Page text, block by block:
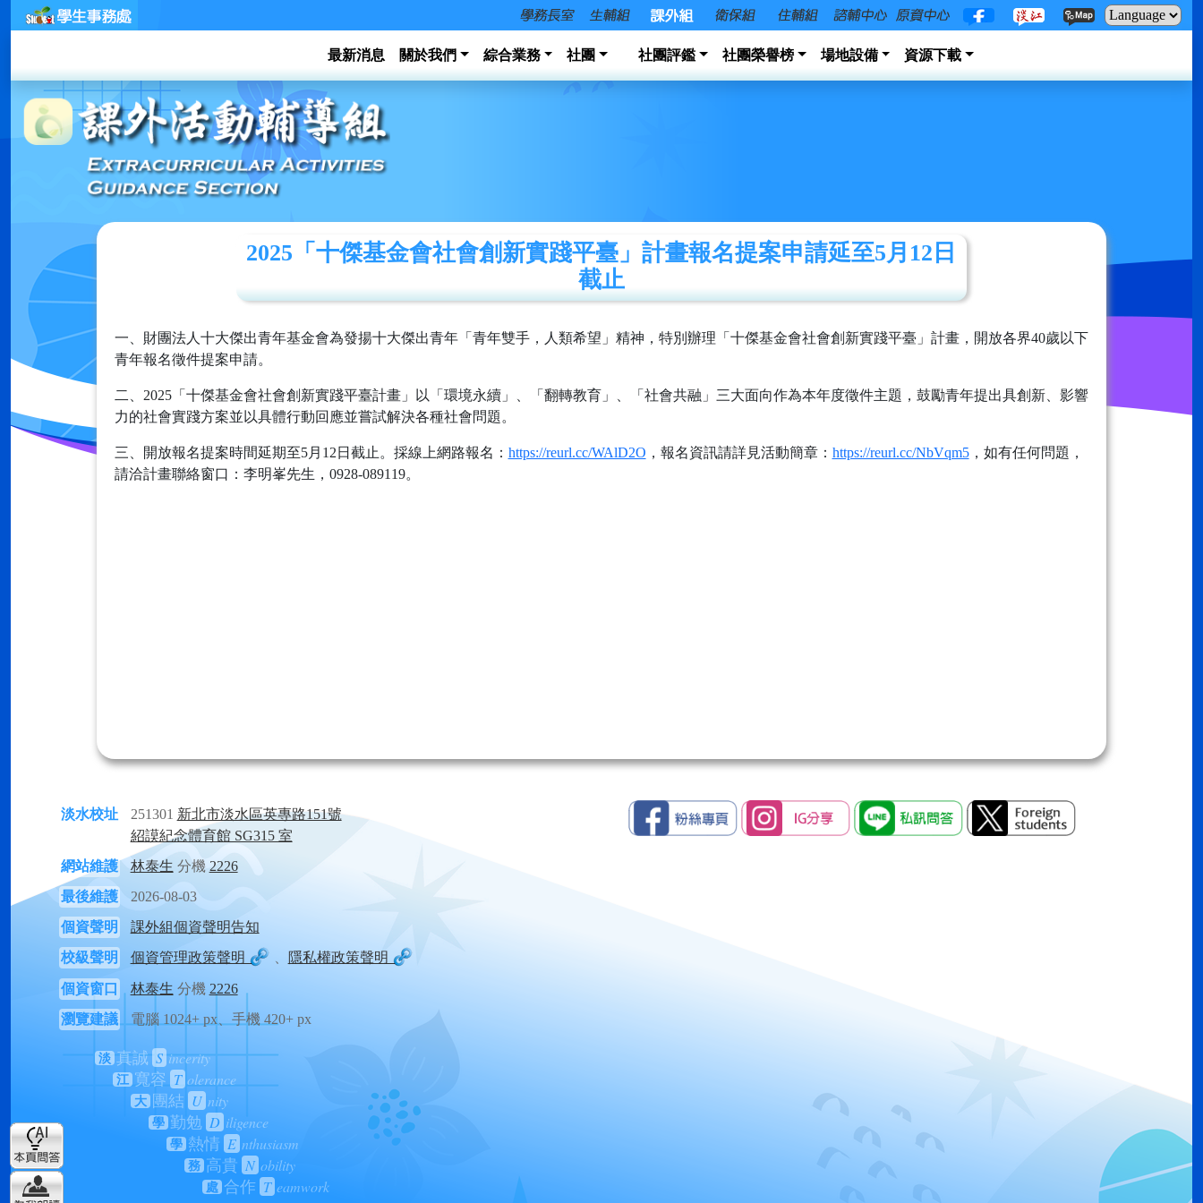
最新消息 關於我們 綜合業務 社團 社團評鑑 社團榮譽榜 場地設備 資源下載
2025「十傑基金會社會創新實踐平臺」計畫報名提案申請延至5月12日
截止
一、財團法人十大傑出青年基金會為發揚十大傑出青年「青年雙手，人類希望」精神，特別辦理「十傑基金會社會創新實踐平臺」計畫，開放各界40歲以下
青年報名徵件提案申請。
二、2025「十傑基金會社會創新實踐平臺計畫」以「環境永續」、「翻轉教育」、「社會共融」三大面向作為本年度徵件主題，鼓勵青年提出具創新、影響
力的社會實踐方案並以具體行動回應並嘗試解決各種社會問題。
三、開放報名提案時間延期至5月12日截止。採線上網路報名： https://reurl.cc/WAlD2O ，報名資訊請詳見活動簡章： https://reurl.cc/NbVqm5，如有任何問題，
請洽計畫聯絡窗口：李明峯先生，0928-089119。
淡水校址 251301 新北市淡水區英專路151號
紹謨紀念體育館 SG315 室
網站維護
林泰生 分機 2226
最後維護
2026-08-03
個資聲明
課外組個資聲明告知
校級聲明
個資管理政策聲明 隱私權政策聲明
個資窗口 林泰生 分機 2226
瀏覽建議
電腦 1024+ px、手機 420+ px
淡 真誠 S incerity
江 寬容 T olerance
大 團結 U nity
學 勤勉 D iligence
學 熱情 E nthusiasm
務 高貴 N obility
處 合作 T eamwork